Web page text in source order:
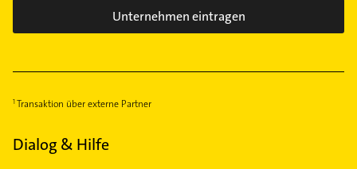
Unternehmen eintragen
Transaktion über externe Partner
Dialog & Hilfe